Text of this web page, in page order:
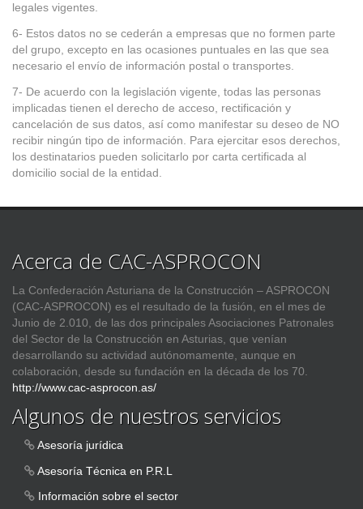
legales vigentes.
6- Estos datos no se cederán a empresas que no formen parte
del grupo, excepto en las ocasiones puntuales en las que sea
necesario el envío de información postal o transportes.
7- De acuerdo con la legislación vigente, todas las personas
implicadas tienen el derecho de acceso, rectificación y
cancelación de sus datos, así como manifestar su deseo de NO
recibir ningún tipo de información. Para ejercitar esos derechos,
los destinatarios pueden solicitarlo por carta certificada al
domicilio social de la entidad.
Acerca de CAC-ASPROCON
La Confederación Asturiana de la Construcción – ASPROCON
(CAC-ASPROCON) es el resultado de la fusión, en el mes de
Junio de 2.010, de las dos principales Asociaciones Patronales
del Sector de la Construcción en Asturias, que venían
desarrollando su actividad autónomamente, aunque en
colaboración, desde su fundación en la década de los 70.
http://www.cac-asprocon.as/
Algunos de nuestros servicios
Asesoría jurídica
Asesoría Técnica en P.R.L
Información sobre el sector